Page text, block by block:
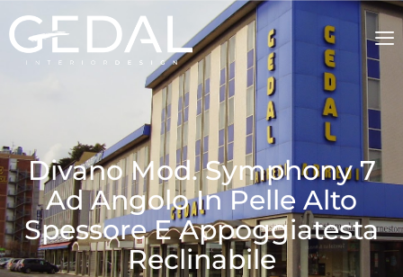
Divano Mod. Symphony 7
Ad Angolo In Pelle Alto
Spessore E Appoggiatesta
Reclinabile